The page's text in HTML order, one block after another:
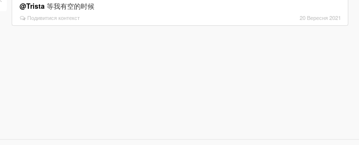
@Trista 等我有空的时候
Подивитися контекст 20 Вересня 2021